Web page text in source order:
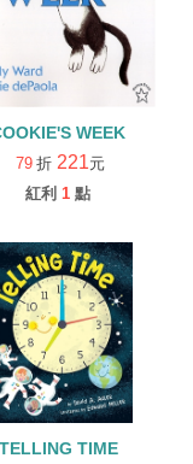
WEEK
79 折 221元
紅利 1 點
TELLING TIME